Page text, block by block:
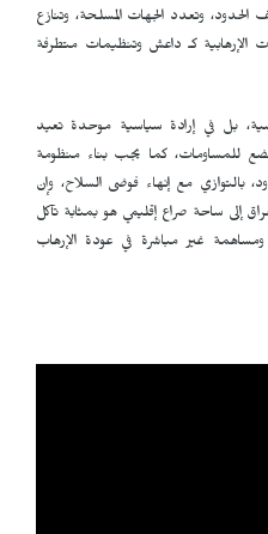
ضعف الحدود، وتعدد الجهات المسلحة، وتنازع
الإرهابية كـ داعش وتنظيمات متطرفة
بل في إرادة سياسية موحدة تعيد
للمساومات، كما يجب بناء منظومة
بالتوازي مع إنهاء فوضى السلاح، وإن
إلى ساحة صراع إقليمي هو بمثابة تآكل
غير مباشرة في عودة الإرهاب